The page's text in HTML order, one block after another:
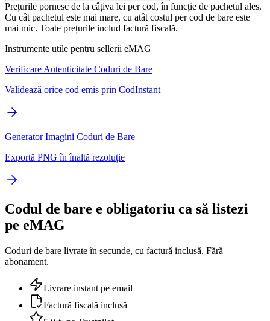
Prețurile pornesc de la câțiva lei per cod, în funcție de pachetul ales.
Cu cât pachetul este mai mare, cu atât costul per cod de bare este
mai mic. Toate prețurile includ factură fiscală.
Instrumente utile pentru sellerii eMAG
Verificare Autenticitate Coduri de Bare
Validează orice cod emis prin CodInstant
Generator Imagini Coduri de Bare
Exportă PNG în înaltă rezoluție
Codul de bare e obligatoriu ca să listezi
pe eMAG
Coduri de bare livrate în secunde, cu factură inclusă. Fără
abonament.
Livrare instant pe email
Factură fiscală inclusă